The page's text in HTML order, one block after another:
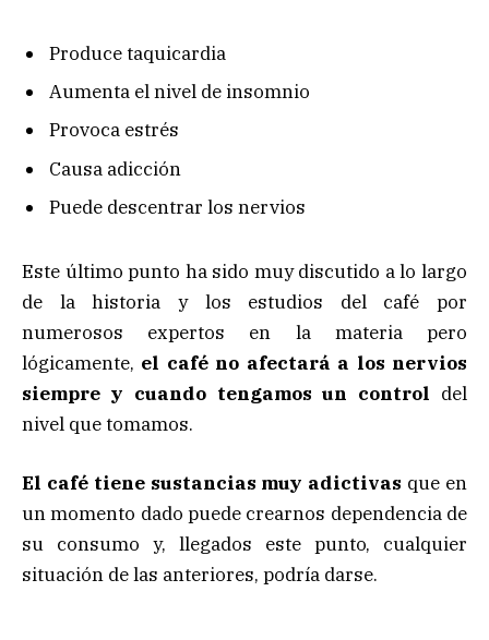
Produce taquicardia
Aumenta el nivel de insomnio
Provoca estrés
Causa adicción
Puede descentrar los nervios
Este último punto ha sido muy discutido a lo largo
de la historia y los estudios del café por
numerosos expertos en la materia pero
lógicamente, el café no afectará a los nervios
siempre y cuando tengamos un control del
nivel que tomamos.
El café tiene sustancias muy adictivas que en
un momento dado puede crearnos dependencia de
su consumo y, llegados este punto, cualquier
situación de las anteriores, podría darse.